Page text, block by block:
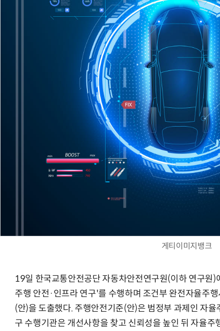
게티이미지뱅크
19일 한국교통안전공단 자동차안전연구원(이하 연구원
주행 안전·인프라 연구'를 수행하며 조건부 완전자율주
(안)을 도출했다. 주행안전기준(안)은 범정부 과제인 자
구 수행기관은 개선사항을 찾고 신뢰성을 높인 뒤 자율
AI Native Enterprise를 지원하는 AI Ready Data